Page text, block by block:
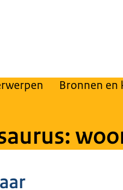
Bronnen en